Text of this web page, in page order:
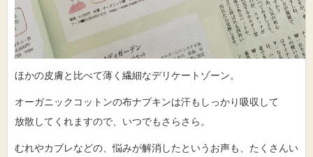
ほかの皮膚と比べて薄く繊細なデリケートゾーン。
オーガニックコットンの布ナプキンは汗もしっかり吸収して
放散してくれますので、いつでもさらさら。
むれやカブレなどの、悩みが解消したというお声も、たくさんい